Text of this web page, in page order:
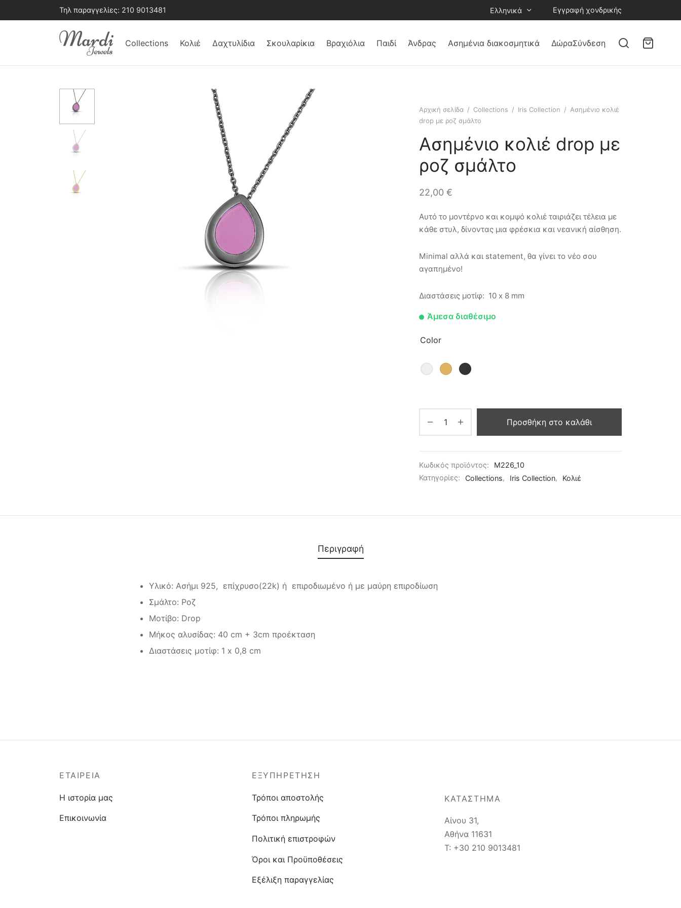
Τηλ παραγγελίες: 210 9013481 Ελληνικά Εγγραφή χονδρικής
Collections Κολιέ Δαχτυλίδια Σκουλαρίκια Βραχιόλια Παιδί Άνδρας Ασημένια διακοσμητικά ΔώραΣύνδεση
Αρχική σελίδα / Collections / Iris Collection / Ασημένιο κολιέ
drop με ροζ σμάλτο
Ασημένιο κολιέ drop με
ροζ σμάλτο
22,00 €
Αυτό το μοντέρνο και κομψό κολιέ ταιριάζει τέλεια με
κάθε στυλ, δίνοντας μια φρέσκια και νεανική αίσθηση.
Minimal αλλά και statement, θα γίνει το νέο σου
αγαπημένο!
Διαστάσεις μοτίφ: 10 x 8 mm
Άμεσα διαθέσιμο
Color
Προσθήκη στο καλάθι
Κωδικός προϊόντος:
M226_10
Κατηγορίες:
Collections, Iris Collection, Κολιέ
Περιγραφή
Υλικό: Ασήμι 925, επίχρυσο(22k) ή επιροδιωμένο ή με μαύρη επιροδίωση
Σμάλτο: Ροζ
Μοτίβο: Drop
Μήκος αλυσίδας: 40 cm + 3cm προέκταση
Διαστάσεις μοτίφ: 1 x 0,8 cm
ΕΤΑΙΡΕΊΑ
Η ιστορία μας
Επικοινωνία
ΕΞΥΠΗΡΈΤΗΣΗ
Τρόποι αποστολής
Τρόποι πληρωμής
Πολιτική επιστροφών
Όροι και Προϋποθέσεις
Εξέλιξη παραγγελίας
ΚΑΤΆΣΤΗΜΑ
Αίνου 31,
Αθήνα 11631
T: +30 210 9013481